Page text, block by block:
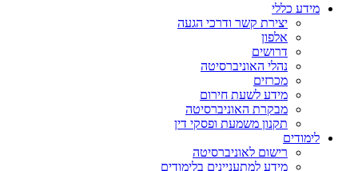
מידע כללי
יצירת קשר ודרכי הגעה
אלפון
דרושים
נהלי האוניברסיטה
מכרזים
מידע לשעת חירום
מבקרת האוניברסיטה
תקנון משמעת ופסקי דין
לימודים
רישום לאוניברסיטה
מידע למתעניינים בלימודים